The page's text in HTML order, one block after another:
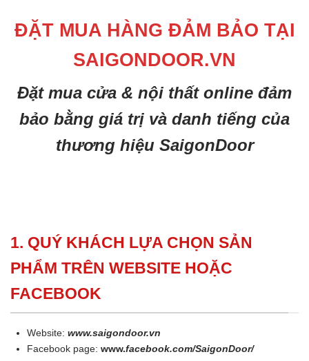
ĐẶT MUA HÀNG ĐẢM BẢO TẠI
SAIGONDOOR.VN
Đặt mua cửa & nội thất online đảm
bảo bằng giá trị và danh tiếng của
thương hiệu SaigonDoor
1. QUÝ KHÁCH LỰA CHỌN SẢN
PHẨM TRÊN WEBSITE HOẶC
FACEBOOK
Website:www.saigondoor.vn
Facebook page:www.facebook.com/SaigonDoor/